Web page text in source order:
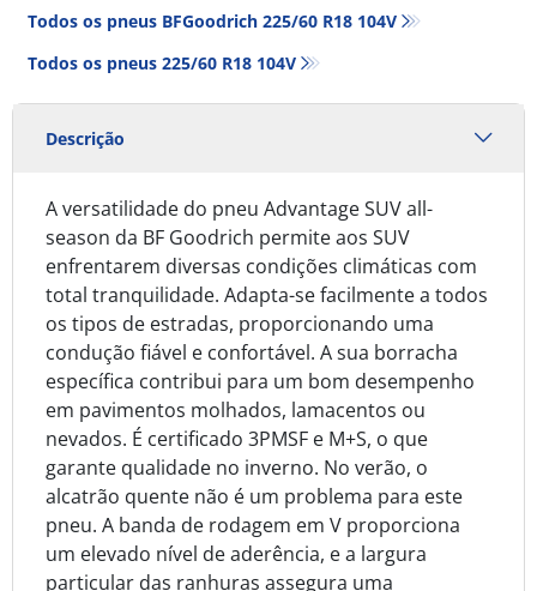
Todos os pneus BFGoodrich 225/60 R18 104V
Todos os pneus‎ 225/60 R18 104V
Descrição
A versatilidade do pneu Advantage SUV all-
season da BF Goodrich permite aos SUV
enfrentarem diversas condições climáticas com
total tranquilidade. Adapta-se facilmente a todos
os tipos de estradas, proporcionando uma
condução fiável e confortável. A sua borracha
específica contribui para um bom desempenho
em pavimentos molhados, lamacentos ou
nevados. É certificado 3PMSF e M+S, o que
garante qualidade no inverno. No verão, o
alcatrão quente não é um problema para este
pneu. A banda de rodagem em V proporciona
um elevado nível de aderência, e a largura
particular das ranhuras assegura uma